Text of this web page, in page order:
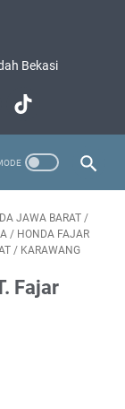
Bekasi
JAWA BARAT /
/ HONDA FAJAR
/ KARAWANG
Fajar